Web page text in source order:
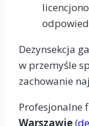
Dezynsekcja
w przemyśle
zachowanie
Profesjonalne
Warszawie(